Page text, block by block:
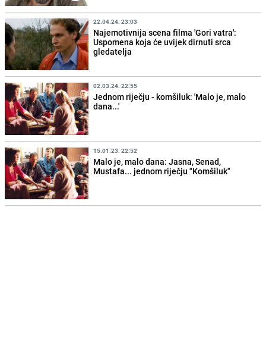
22.04.24. 23:03
Najemotivnija scena filma 'Gori vatra':
Uspomena koja će uvijek dirnuti srca
gledatelja
02.03.24. 22:55
Jednom riječju - komšiluk: 'Malo je, malo
dana...'
15.01.23. 22:52
Malo je, malo dana: Jasna, Senad,
Mustafa... jednom riječju "Komšiluk"